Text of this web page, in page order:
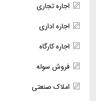
اجاره تجاری
اجاره اداری
اجاره کارگاه
فروش سوله
املاک صنعتی